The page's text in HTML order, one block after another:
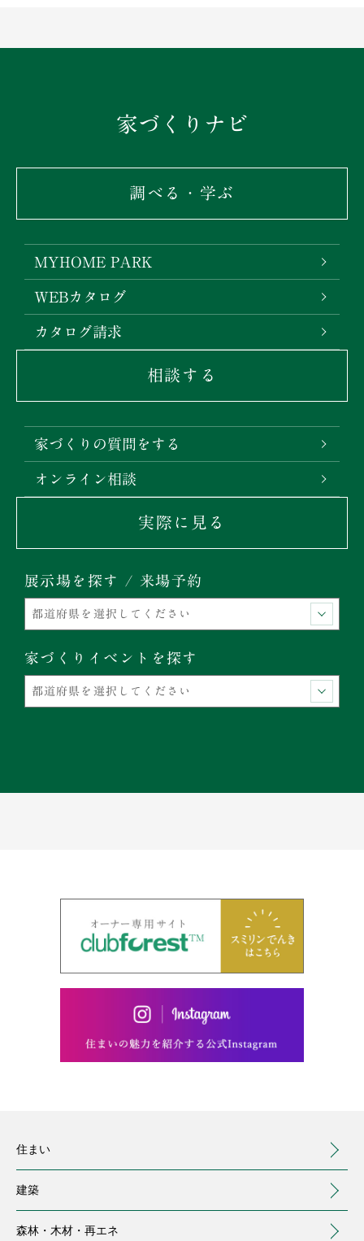
家づくりナビ
調べる・学ぶ
MYHOME PARK
WEBカタログ
カタログ請求
相談する
家づくりの質問をする
オンライン相談
実際に見る
展示場を探す / 来場予約
家づくりイベントを探す
住まい
建築
森林・木材・ 再エネ